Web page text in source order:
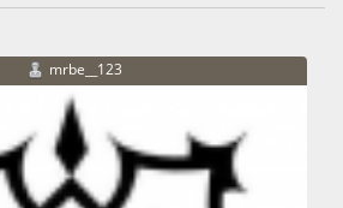
mrbe__123